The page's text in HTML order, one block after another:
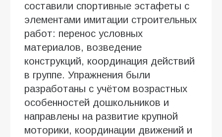
составили спортивные эстафеты с
элементами имитации строительных
работ: перенос условных
материалов, возведение
конструкций, координация действий
в группе. Упражнения были
разработаны с учётом возрастных
особенностей дошкольников и
направлены на развитие крупной
моторики, координации движений и